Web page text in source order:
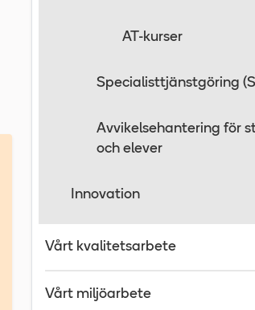
AT-kurser
Specialisttjänstgöring
Avvikelsehantering för
och elever
Innovation
Vårt kvalitetsarbete
Vårt miljöarbete